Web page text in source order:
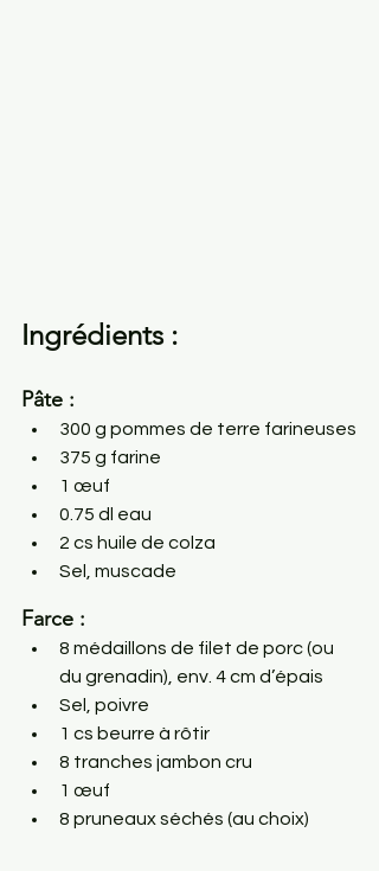
Ingrédients :
Pâte :
300 g pommes de terre farineuses
375 g farine
1 œuf
0.75 dl eau
2 cs huile de colza
Sel, muscade
Farce :
8 médaillons de filet de porc (ou
du grenadin), env. 4 cm d’épais
Sel, poivre
1 cs beurre à rôtir
8 tranches jambon cru
1 œuf
8 pruneaux séchés (au choix)